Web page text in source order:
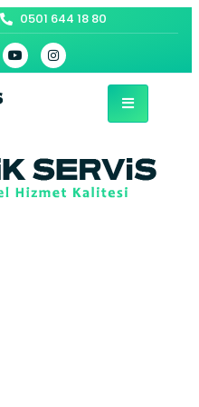
0501 644 18 80